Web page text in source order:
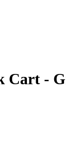
Cart -